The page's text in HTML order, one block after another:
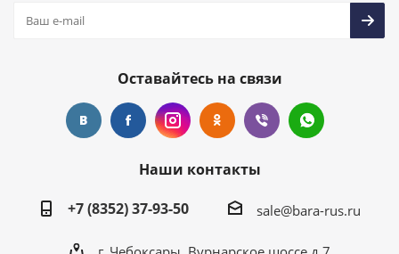
Оставайтесь на связи
Наши контакты
+7 (8352) 37-93-50
sale@bara-rus.ru